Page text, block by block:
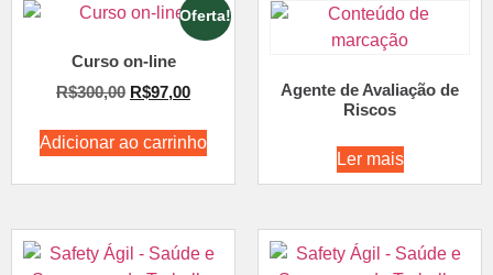
Oferta!
Curso on-line
R$300,00 R$97,00
Adicionar ao carrinho
Agente de Avaliação de
Riscos
Ler mais